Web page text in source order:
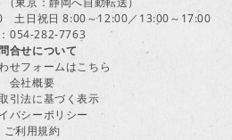
土日祝日 8:00～12:00／13:00～17:00
054-282-7763
合せについて
せフォームはこちら
会社概要
引法に基づく表示
バシーポリシー
ご利用規約